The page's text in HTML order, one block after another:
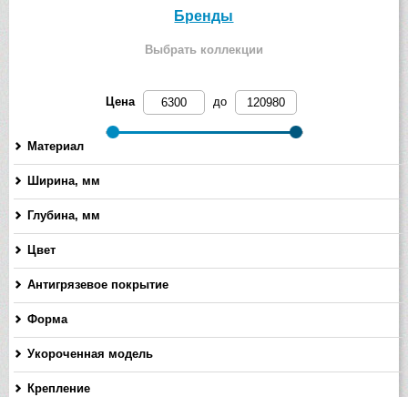
Бренды
Выбрать коллекции
Цена до
Материал
Ширина, мм
Глубина, мм
Цвет
Антигрязевое покрытие
Форма
Укороченная модель
Крепление